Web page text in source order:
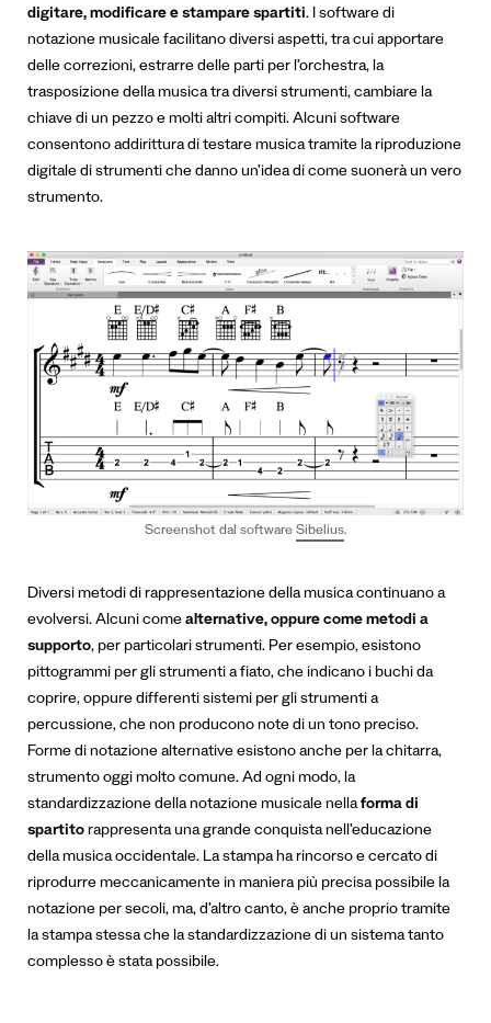
digitare, modificare e stampare spartiti. I software di
notazione musicale facilitano diversi aspetti, tra cui apportare
delle correzioni, estrarre delle parti per l’orchestra, la
trasposizione della musica tra diversi strumenti, cambiare la
chiave di un pezzo e molti altri compiti. Alcuni software
consentono addirittura di testare musica tramite la riproduzione
digitale di strumenti che danno un’idea di come suonerà un vero
strumento.
Screenshot dal software Sibelius.
Diversi metodi di rappresentazione della musica continuano a
evolversi. Alcuni comealternative, oppure come metodi a
supporto, per particolari strumenti. Per esempio, esistono
pittogrammi per gli strumenti a fiato, che indicano i buchi da
coprire, oppure differenti sistemi per gli strumenti a
percussione, che non producono note di un tono preciso.
Forme di notazione alternative esistono anche per la chitarra,
strumento oggi molto comune.Ad ogni modo, la
standardizzazione della notazione musicale nellaforma di
spartitorappresenta una grande conquista nell’educazione
della musica occidentale. La stampa ha rincorso e cercato di
riprodurre meccanicamente in maniera più precisa possibile la
notazione per secoli, ma, d’altro canto, è anche proprio tramite
la stampa stessa che la standardizzazione di un sistema tanto
complesso è stata possibile.